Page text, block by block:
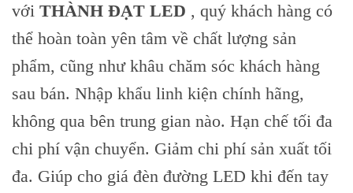
với THÀNH ĐẠT LED , quý khách hàng có
thể hoàn toàn yên tâm về chất lượng sản
phẩm, cũng như khâu chăm sóc khách hàng
sau bán. Nhập khẩu linh kiện chính hãng,
không qua bên trung gian nào. Hạn chế tối đa
chi phí vận chuyển. Giảm chi phí sản xuất tối
đa. Giúp cho giá đèn đường LED khi đến tay